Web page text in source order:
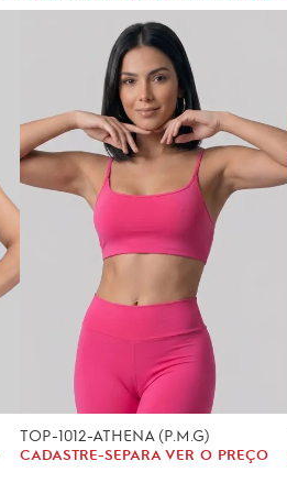
TOP-1012-ATHENA (P.M.G)
CADASTRE-SEPARA VER O PREÇO